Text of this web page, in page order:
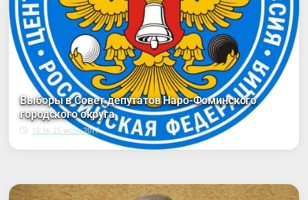
Выборы в Совет депутатов Наро-Фоминского
городского округа
15:36, 25 июля 2017